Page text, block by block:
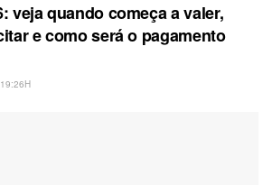
veja quando começa a valer,
e como será o pagamento